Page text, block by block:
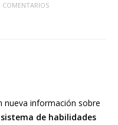
COMENTARIOS
nueva información sobre
de habilidades